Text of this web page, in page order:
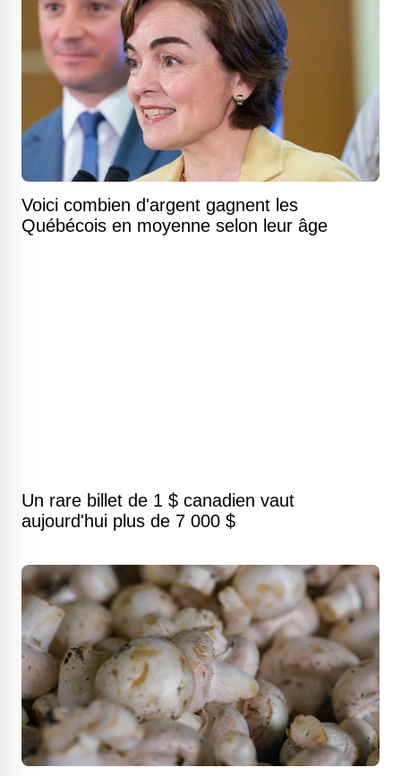
Voici combien d'argent gagnent les
Québécois en moyenne selon leur âge
Un rare billet de 1 $ canadien vaut
aujourd'hui plus de 7 000 $